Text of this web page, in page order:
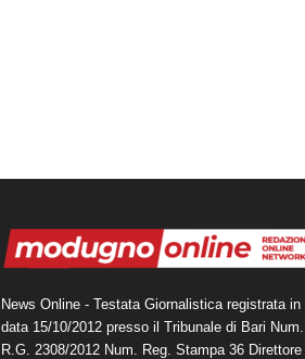
News Online - Testata Giornalistica registrata in
data 15/10/2012 presso il Tribunale di Bari Num.
R.G. 2308/2012 Num. Reg. Stampa 36 Direttore